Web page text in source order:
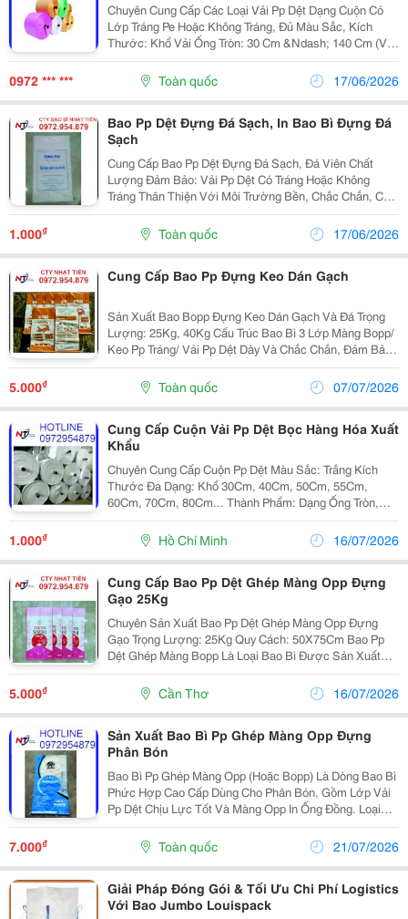
Chuyên Cung Cấp Các Loại Vải Pp Dệt Dạng Cuộn Có
Lớp Tráng Pe Hoặc Không Tráng, Đủ Màu Sắc, Kích
Thước: Khổ Vải Ống Tròn: 30 Cm &Ndash; 140 Cm (Vải
Manh Hoặc Vải Ống Tròn) Trọng Lượng: 65 G/M2
&Ndash; 150 G/M2 Độ Dày Tráng: 18 G/M2 &Ndash;
0972 *** *** Toàn quốc 17/06/2026
Bao Pp Dệt Đựng Đá Sạch, In Bao Bì Đựng Đá
Sạch
Cung Cấp Bao Pp Dệt Đựng Đá Sạch, Đá Viên Chất
Lượng Đảm Bảo: Vải Pp Dệt Có Tráng Hoặc Không
Tráng Thân Thiện Với Môi Trường Bền, Chắc Chắn, Chịu
Va Đập Tốt. Mẫu Mã Đa Dạng, Màu Sắc Sinh Động,
Hình Ảnh Đẹp Mắt Giá Cả Phải Chăng, Thời Gian...
1.000₫ Toàn quốc 17/06/2026
Cung Cấp Bao Pp Đựng Keo Dán Gạch
Sản Xuất Bao Bopp Đựng Keo Dán Gạch Và Đá Trọng
Lượng: 25Kg, 40Kg Cấu Trúc Bao Bì 3 Lớp Màng Bopp/
Keo Pp Tráng/ Vải Pp Dệt Dày Và Chắc Chắn, Đảm Bảo
Không Bị Bung/Bể Trong Quá Trình Đóng Gói Và Vận
Chuyển Hàng Hóa, Đồng Thời Tăng Khả Năng Chống...
5.000₫ Toàn quốc 07/07/2026
Cung Cấp Cuộn Vải Pp Dệt Bọc Hàng Hóa Xuất
Khẩu
Chuyên Cung Cấp Cuộn Pp Dệt Màu Sắc: Trắng Kích
Thước Đa Dạng: Khổ 30Cm, 40Cm, 50Cm, 55Cm,
60Cm, 70Cm, 80Cm... Thành Phẩm: Dạng Ống Tròn,
Manh Đơn ( 1 Lớp) Định Lượng Dệt Từ 65Gr/M2 Đến
150Gr/M2 ✓ Nh Ậ N S Ả N Xu Ấ T Theo Đơ N Đặ T H À
Ng C...
1.000₫ Hồ Chí Minh 16/07/2026
Cung Cấp Bao Pp Dệt Ghép Màng Opp Đựng
Gạo 25Kg
Chuyên Sản Xuất Bao Pp Dệt Ghép Màng Opp Đựng
Gạo Trọng Lượng: 25Kg Quy Cách: 50X75Cm Bao Pp
Dệt Ghép Màng Bopp Là Loại Bao Bì Được Sản Xuất
Bằng Cách Ghép Nhiều Lớp Vải Pp Dệt Chắc Chắn Với
Lớp Màng Bopp Trên Cả Hai Mặt. Điều Này Giúp Bảo
5.000₫ Cần Thơ 16/07/2026
Sản Xuất Bao Bì Pp Ghép Màng Opp Đựng
Phân Bón
Bao Bì Pp Ghép Màng Opp (Hoặc Bopp) Là Dòng Bao Bì
Phức Hợp Cao Cấp Dùng Cho Phân Bón, Gồm Lớp Vải
Pp Dệt Chịu Lực Tốt Và Màng Opp In Ống Đồng. Loại
Bao Này Có Ưu Điểm Chống Ẩm Tuyệt Đối, Hình Ảnh
Sắc Nét, Bền Cơ Học, Tránh Bung Vỡ Khi Vận Chuyển
7.000₫ Toàn quốc 21/07/2026
Giải Pháp Đóng Gói & Tối Ưu Chi Phí Logistics
Với Bao Jumbo Louispack